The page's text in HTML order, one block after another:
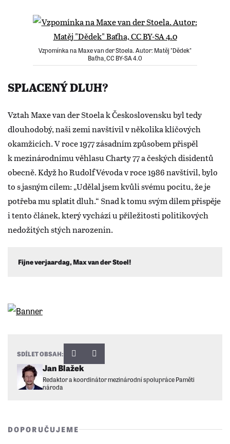
Vzpomínka na Maxe van der Stoela. Autor: Matěj "Dědek"
Baťha, CC BY-SA 4.0
SPLACENÝ DLUH?
Vztah Maxe van der Stoela k Československu byl tedy
dlouhodobý, naši zemi navštívil v několika klíčových
okamžicích. V roce 1977 zásadním způsobem přispěl
k mezinárodnímu věhlasu Charty 77 a českých disidentů
obecně. Když ho Rudolf Vévoda v roce 1986 navštívil, bylo
to s jasným cílem: „Udělal jsem kvůli svému pocitu, že je
potřeba mu splatit dluh.“ Snad k tomu svým dílem přispěje
i tento článek, který vychází u příležitosti politikových
nedožitých stých narozenin.
Fijne verjaardag, Max van der Stoel!
Jan Blažek
Redaktor a koordinátor mezinárodní spolupráce Paměti
národa
SDÍLET OBSAH:
DOPORUČUJEME